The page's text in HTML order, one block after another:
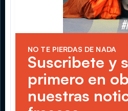
NO TE PIERDAS DE NADA
Suscribete y
primero en
nuestras